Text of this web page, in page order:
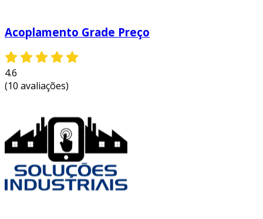
Acoplamento Grade Preço
4.6
(10 avaliações)